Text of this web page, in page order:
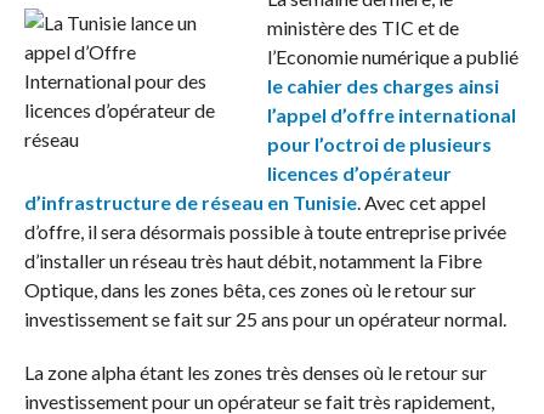
ministère des TIC et de
l’Economie numérique a publié
le cahier des charges ainsi
l’appel d’offre international
pour l’octroi de plusieurs
licences d’opérateur
d’infrastructure de réseau en Tunisie. Avec cet appel
d’offre, il sera désormais possible à toute entreprise privée
d’installer un réseau très haut débit, notamment la Fibre
Optique, dans les zones bêta, ces zones où le retour sur
investissement se fait sur 25 ans pour un opérateur normal.
La zone alpha étant les zones très denses où le retour sur
investissement pour un opérateur se fait très rapidement,